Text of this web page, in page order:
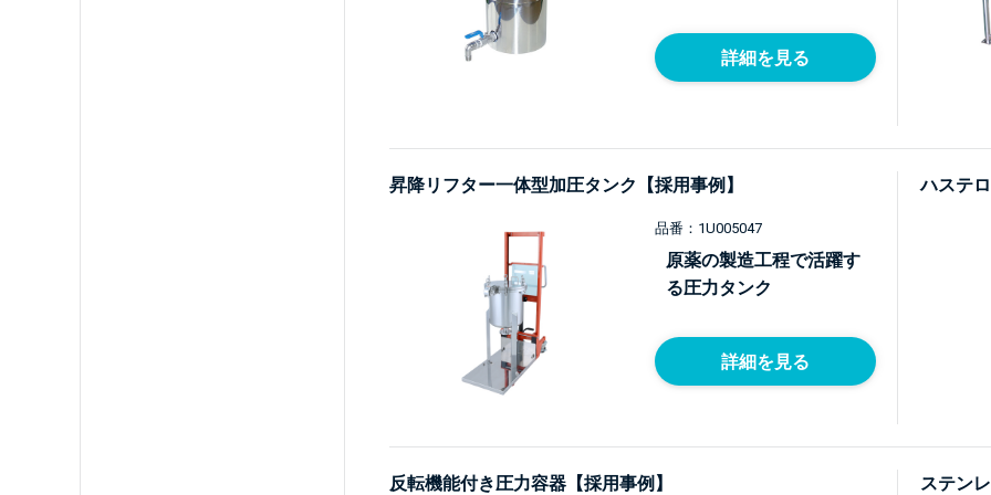
詳細を見る
昇降リフター一体型加圧タンク【採用事例】
品番：1U005047
原薬の製造工程で活躍す
る圧力タンク
詳細を見る
ハステ
反転機能付き圧力容器【採用事例】 ステン